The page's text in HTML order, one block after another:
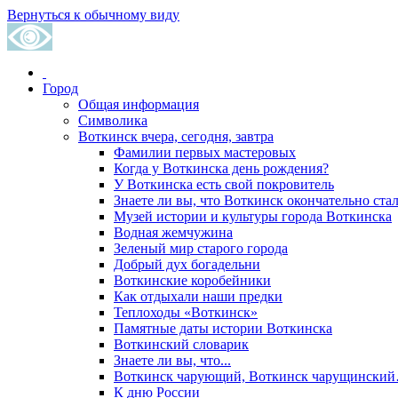
Вернуться к обычному виду
Город
Общая информация
Символика
Воткинск вчера, сегодня, завтра
Фамилии первых мастеровых
Когда у Воткинска день рождения?
У Воткинска есть свой покровитель
Знаете ли вы, что Воткинск окончательно
Музей истории и культуры города Воткинска
Водная жемчужина
Зеленый мир старого города
Добрый дух богадельни
Воткинские коробейники
Как отдыхали наши предки
Теплоходы «Воткинск»
Памятные даты истории Воткинска
Воткинский словарик
Знаете ли вы, что...
Воткинск чарующий, Воткинск
К дню России